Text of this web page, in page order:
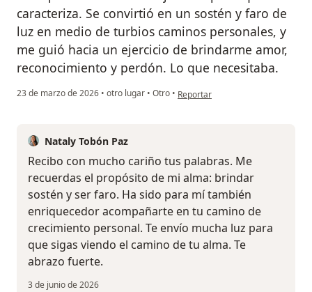
caracteriza. Se convirtió en un sostén y faro de
luz en medio de turbios caminos personales, y
me guió hacia un ejercicio de brindarme amor,
reconocimiento y perdón. Lo que necesitaba.
23 de marzo de 2026 • otro lugar • Otro • en opinión del usuario Juan Pablo
Reportar
Nataly Tobón Paz
Recibo con mucho cariño tus palabras. Me
recuerdas el propósito de mi alma: brindar
sostén y ser faro. Ha sido para mí también
enriquecedor acompañarte en tu camino de
crecimiento personal. Te envío mucha luz para
que sigas viendo el camino de tu alma. Te
abrazo fuerte.
3 de junio de 2026